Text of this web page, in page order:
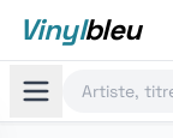
Vinylbleu